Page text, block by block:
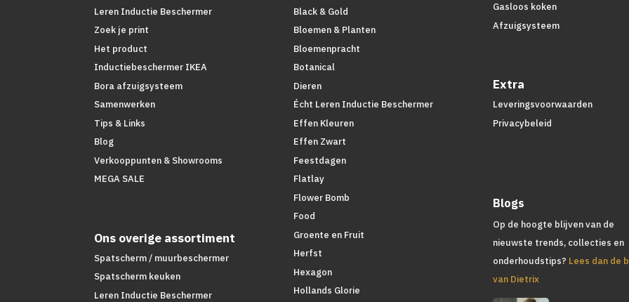
Leren Inductie Beschermer
Zoek je print
Het product
Inductiebeschermer IKEA
Bora afzuigsysteem
Samenwerken
Tips & Links
Blog
Verkooppunten & Showrooms
MEGA SALE
Ons overige assortiment
Spatscherm / muurbeschermer
Spatscherm keuken
Leren Inductie Beschermer
Black & Gold
Bloemen & Planten
Bloemenpracht
Botanical
Dieren
Écht Leren Inductie Beschermer
Effen Kleuren
Effen Zwart
Feestdagen
Flatlay
Flower Bomb
Food
Groente en Fruit
Herfst
Hexagon
Hollands Glorie
Gasloos koken
Afzuigsysteem
Extra
Leveringsvoorwaarden
Privacybeleid
Blogs
Op de hoogte blijven van de
nieuwste trends, collecties en
onderhoudstips? Lees dan de
van Dietrix